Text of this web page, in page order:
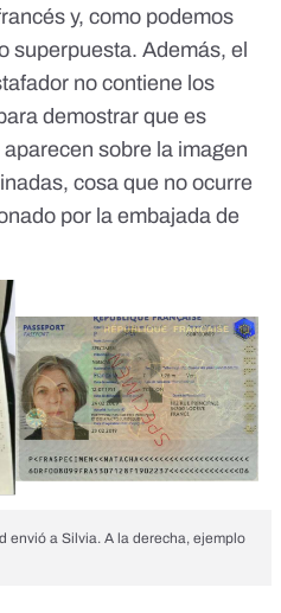
y, como podemos
superpuesta. Además, el
no contiene los
demostrar que es
sobre la imagen
cosa que no ocurre
por la embajada de
envió a Silvia. A la derecha, ejemplo